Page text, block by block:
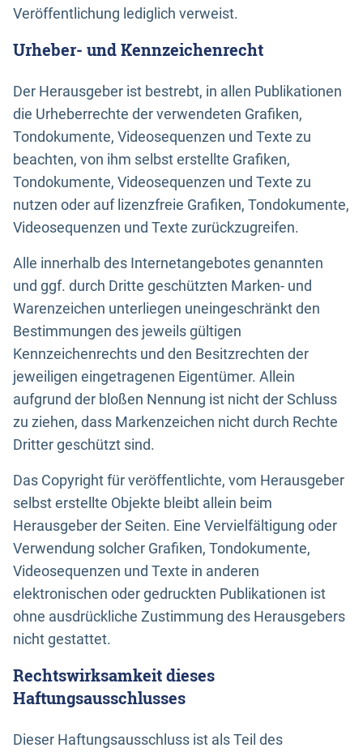
Veröffentlichung lediglich verweist.
Urheber- und Kennzeichenrecht
Der Herausgeber ist bestrebt, in allen Publikationen
die Urheberrechte der verwendeten Grafiken,
Tondokumente, Videosequenzen und Texte zu
beachten, von ihm selbst erstellte Grafiken,
Tondokumente, Videosequenzen und Texte zu
nutzen oder auf lizenzfreie Grafiken, Tondokumente,
Videosequenzen und Texte zurückzugreifen.
Alle innerhalb des Internetangebotes genannten
und ggf. durch Dritte geschützten Marken- und
Warenzeichen unterliegen uneingeschränkt den
Bestimmungen des jeweils gültigen
Kennzeichenrechts und den Besitzrechten der
jeweiligen eingetragenen Eigentümer. Allein
aufgrund der bloßen Nennung ist nicht der Schluss
zu ziehen, dass Markenzeichen nicht durch Rechte
Dritter geschützt sind.
Das Copyright für veröffentlichte, vom Herausgeber
selbst erstellte Objekte bleibt allein beim
Herausgeber der Seiten. Eine Vervielfältigung oder
Verwendung solcher Grafiken, Tondokumente,
Videosequenzen und Texte in anderen
elektronischen oder gedruckten Publikationen ist
ohne ausdrückliche Zustimmung des Herausgebers
nicht gestattet.
Rechtswirksamkeit dieses
Haftungsausschlusses
Dieser Haftungsausschluss ist als Teil des